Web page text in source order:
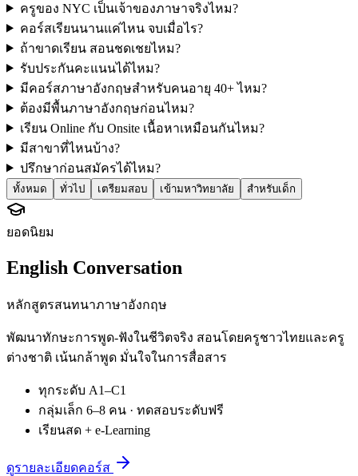
ครูของ NYC เป็นเจ้าของภาษาจริงไหม?
คอร์สเรียนนานแค่ไหน จบเมื่อไร?
ถ้าขาดเรียน สอนชดเชยไหม?
รับประกันคะแนนได้ไหม?
มีคอร์สภาษาอังกฤษสำหรับคนอายุ 40+ ไหม?
ต้องมีพื้นภาษาอังกฤษก่อนไหม?
เรียน Online กับ Onsite เนื้อหาเหมือนกันไหม?
มีสาขาที่ไหนบ้าง?
ปรึกษาก่อนสมัครได้ไหม?
ทั้งหมด ทั่วไป เตรียมสอบ เข้ามหาวิทยาลัย สำหรับเด็ก
ยอดนิยม
English Conversation
หลักสูตรสนทนาภาษาอังกฤษ
พัฒนาทักษะการพูด-ฟังในชีวิตจริง สอนโดยครูชาวไทยและครู
ต่างชาติ เน้นกล้าพูด มั่นใจในการสื่อสาร
ทุกระดับ A1–C1
กลุ่มเล็ก 6–8 คน · ทดสอบระดับฟรี
เรียนสด + e-Learning
ดูรายละเอียดคอร์ส